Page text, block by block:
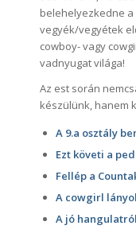
belehelyezkedne
vegyék/vegyétek
cowboy- vagy
vadnyugat világa!
Az est során
készülünk, hanem
A 9.a osztály
Ezt követi a
Fellép a
A cowgirl
A jó